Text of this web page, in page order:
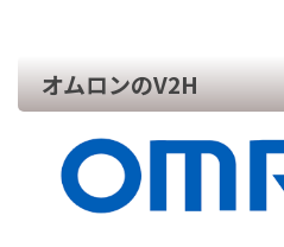
オムロンのV2H